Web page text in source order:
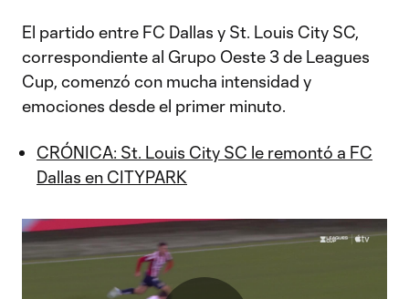
El partido entre FC Dallas y St. Louis City SC,
correspondiente al Grupo Oeste 3 de Leagues
Cup, comenzó con mucha intensidad y
emociones desde el primer minuto.
CRÓNICA: St. Louis City SC le remontó a FC
Dallas en CITYPARK